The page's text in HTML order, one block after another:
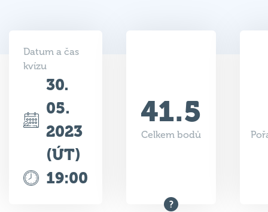
Datum a čas
kvízu
30.
05.
2023
(ÚT)
19:00
41.5
Celkem bodů